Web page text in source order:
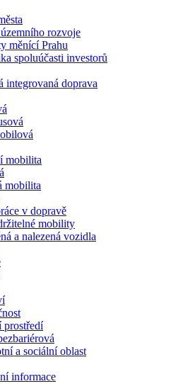
rozvoje
měnící Prahu
spoluúčasti investorů
integrovaná doprava
mobilita
mobilita
v dopravě
mobility
a nalezená vozidla
prostředí
a sociální oblast
informace